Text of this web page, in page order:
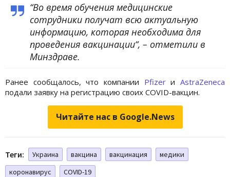
“Во время обучения медицинские
сотрудники получат всю актуальную
информацию, которая необходима для
проведения вакцинации“, – отметили в
Минздраве.
Ранее сообщалось, что компании PfizerиAstraZeneca
подали заявку на регистрацию своих COVID-вакцин.
Читайте нас в Google.News
Теги: Украина вакцина вакцинация
медики
коронавирус
COVID-19